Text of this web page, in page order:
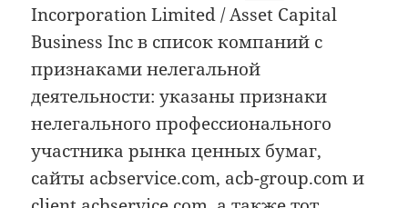
Incorporation Limited / Asset Capital
Business Inc в список компаний с
признаками нелегальной
деятельности: указаны признаки
нелегального профессионального
участника рынка ценных бумаг,
сайты acbservice.com, acb-group.com и